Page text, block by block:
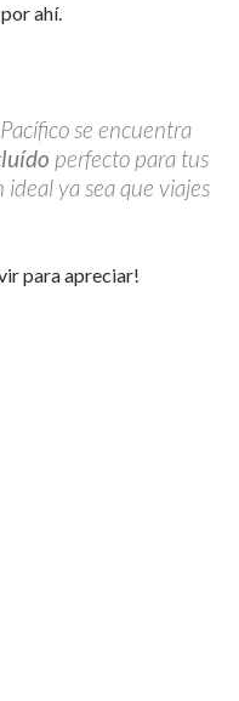
ahí.
se encuentra
perfecto para tus
ideal ya sea que viajes
para apreciar!